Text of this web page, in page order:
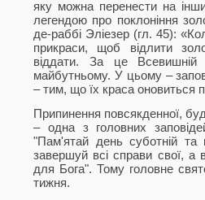
яку можна перенести на
легендою про поклоніння
де-раббі Эліезер (гл. 45):
прикраси, щоб відлити
віддати. За це
майбутньому. У цьому –
– тим, що їх краса оновиться
Припинення повсякденної,
– одна з головних
"Пам'ятай день суботній та
завершуй всі справи свої, а
для Бога". Тому головне
тижня.